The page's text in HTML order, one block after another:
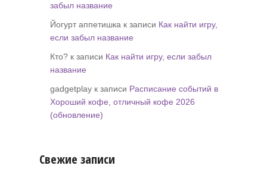
забыл название
Йогурт аппетишка к записи Как найти игру,
если забыл название
Кто? к записи Как найти игру, если забыл
название
gadgetplay к записи Расписание событий в
Хороший кофе, отличный кофе 2026
(обновление)
Свежие записи